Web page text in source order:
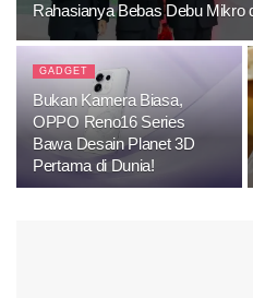
Rahasianya Bebas Debu Mikro
GADGET
Bukan Kamera Biasa,
OPPO Reno16 Series
Bawa Desain Planet 3D
Pertama di Dunia!